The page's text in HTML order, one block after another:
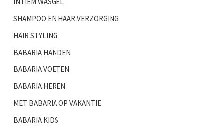
SHAMPOO EN HAAR VERZORGING
HAIR STYLING
BABARIA HANDEN
BABARIA VOETEN
BABARIA HEREN
MET BABARIA OP VAKANTIE
BABARIA KIDS